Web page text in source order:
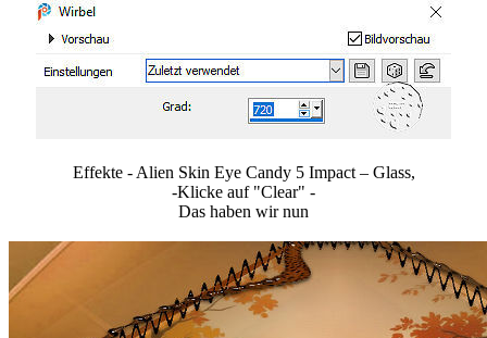
Effekte - Alien Skin Eye Candy 5 Impact – Glass,
-Klicke auf "Clear" -
Das haben wir nun